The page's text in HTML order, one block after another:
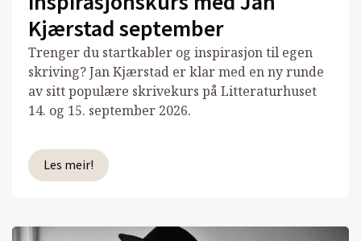
Kjærstad september
Trenger du startkabler og inspirasjon til egen
skriving? Jan Kjærstad er klar med en ny runde
av sitt populære skrivekurs på Litteraturhuset
14. og 15. september 2026.
Les meir!